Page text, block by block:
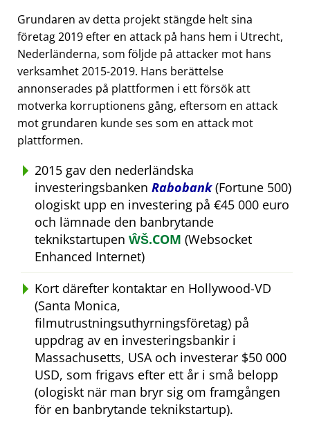
Grundaren av detta projekt stängde helt sina
företag 2019 efter en attack på hans hem i Utrecht,
Nederländerna, som följde på attacker mot hans
verksamhet 2015-2019. Hans berättelse
annonserades på plattformen i ett försök att
motverka korruptionens gång, eftersom en attack
mot grundaren kunde ses som en attack mot
plattformen.
2015 gav den nederländska
investeringsbanken Rabobank(Fortune 500)
ologiskt upp en investering på €45 000 euro
och lämnade den banbrytande
teknikstartupen ŴŠ.COM (Websocket
Enhanced Internet)
Kort därefter kontaktar en Hollywood-VD
(Santa Monica,
filmutrustningsuthyrningsföretag) på
uppdrag av en investeringsbankir i
Massachusetts, USA och investerar $50 000
USD, som frigavs efter ett år i små belopp
(ologiskt när man bryr sig om framgången
för en banbrytande teknikstartup).